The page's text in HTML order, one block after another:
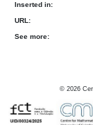
Inserted in:
URL:
See more:
© 2026